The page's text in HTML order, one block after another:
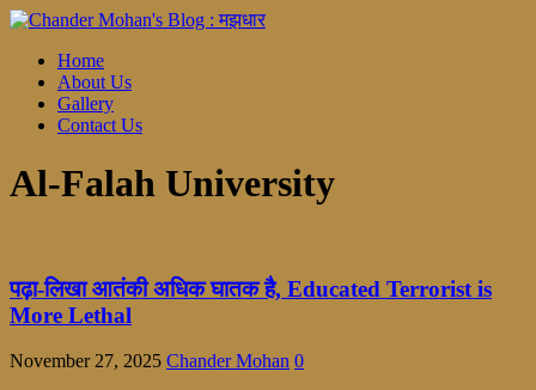
Home
About Us
Gallery
Contact Us
Al-Falah University
पढ़ा-लिखा आतंकी अधिक घातक है, Educated Terrorist is
More Lethal
November 27, 2025 Chander Mohan 0